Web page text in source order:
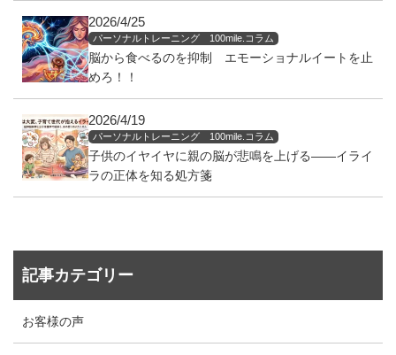
2026/4/25
パーソナルトレーニング 100mile.コラム
脳から食べるのを抑制 エモーショナルイートを止
めろ！！
2026/4/19
パーソナルトレーニング 100mile.コラム
子供のイヤイヤに親の脳が悲鳴を上げる——イライ
ラの正体を知る処方箋
記事カテゴリー
お客様の声